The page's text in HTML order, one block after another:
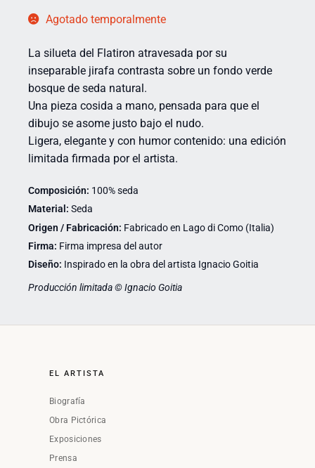
Agotado temporalmente
La silueta del Flatiron atravesada por su
inseparable jirafa contrasta sobre un fondo verde
bosque de seda natural.
Una pieza cosida a mano, pensada para que el
dibujo se asome justo bajo el nudo.
Ligera, elegante y con humor contenido: una edición
limitada firmada por el artista.
Composición: 100% seda
Material: Seda
Origen / Fabricación: Fabricado en Lago di Como (Italia)
Firma: Firma impresa del autor
Diseño: Inspirado en la obra del artista Ignacio Goitia
Producción limitada © Ignacio Goitia
EL ARTISTA
Biografía
Obra Pictórica
Exposiciones
Prensa